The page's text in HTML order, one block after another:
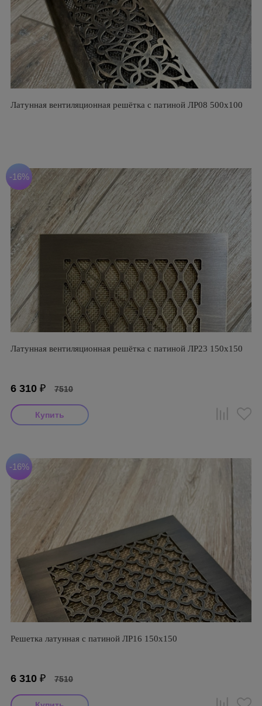
Латунная вентиляционная решётка с патиной ЛР08 500х100
-16%
Латунная вентиляционная решётка с патиной ЛР23 150х150
6 310 ₽ 7510
-16%
Решетка латунная с патиной ЛР16 150х150
6 310 ₽ 7510